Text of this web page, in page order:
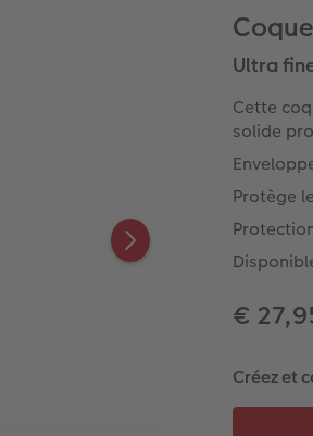
Ultra
Cette
solide
Protège
€
Créez et